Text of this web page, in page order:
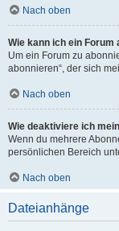
Nach oben
Wie kann ich ein Forum
Um ein Forum zu
abonnieren“, der sich
Nach oben
Wie deaktiviere ich
Wenn du mehrere
persönlichen Bereich
Nach oben
Dateianhänge